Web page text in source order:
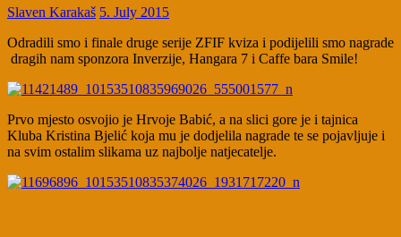
Slaven Karakaš 5. July 2015
Odradili smo i finale druge serije ZFIF kviza i podijelili smo nagrade
dragih nam sponzora Inverzije, Hangara 7 i Caffe bara Smile!
Prvo mjesto osvojio je Hrvoje Babić, a na slici gore je i tajnica
Kluba Kristina Bjelić koja mu je dodjelila nagrade te se pojavljuje i
na svim ostalim slikama uz najbolje natjecatelje.